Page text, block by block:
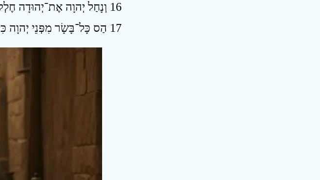
16 וְנָחַל יְהוָה אֶת־יְהוּדָה חֶלְקוֹ עַל אַדְמַת הַקֹּדֶשׁ וּבָחַר עוֹד בִּירוּשָׁלָםִ׃
17 הַס כָּל־בָּשָׂר מִפְּנֵי יְהוָה כִּי נֵעוֹר מִמְּעוֹן קָדְשׁוֹ ׃